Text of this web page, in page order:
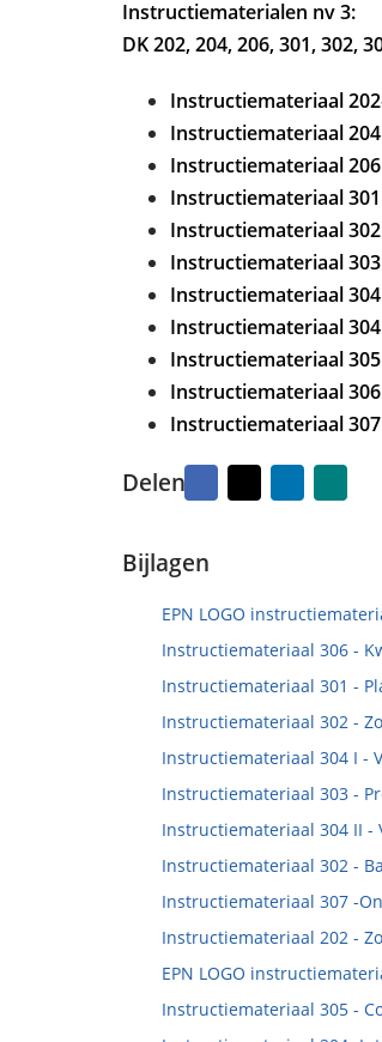
p
6
e
2
0
2
4
n
Instructiematerialen nv 3:
DK 202, 204, 206, 301, 302,
Instructiemateriaal
Instructiemateriaal
Instructiemateriaal
Instructiemateriaal
Instructiemateriaal
Instructiemateriaal
Instructiemateriaal
Instructiemateriaal
Instructiemateriaal
Instructiemateriaal
Instructiemateriaal
Delen Facebook
X LinkedIn
Naar
Bijlagen
EPN LOGO
Instructiemateriaal 306 -
Instructiemateriaal 301 -
Instructiemateriaal 302 -
Instructiemateriaal 304 I -
Instructiemateriaal 303 -
Instructiemateriaal 304 II -
Instructiemateriaal 302 -
Instructiemateriaal 307 -
Instructiemateriaal 202 -
EPN LOGO
Instructiemateriaal 305 -